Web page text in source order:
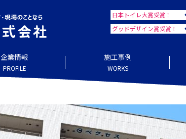
日本トイレ大賞受賞！
グッドデザイン賞受賞！
企業情報
PROFILE
施工事例
WORKS